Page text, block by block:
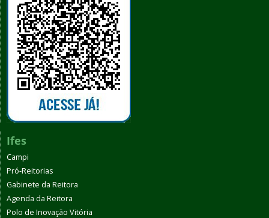
Ifes
Campi
Pró-Reitorias
Gabinete da Reitora
Agenda da Reitora
Polo de Inovação Vitória